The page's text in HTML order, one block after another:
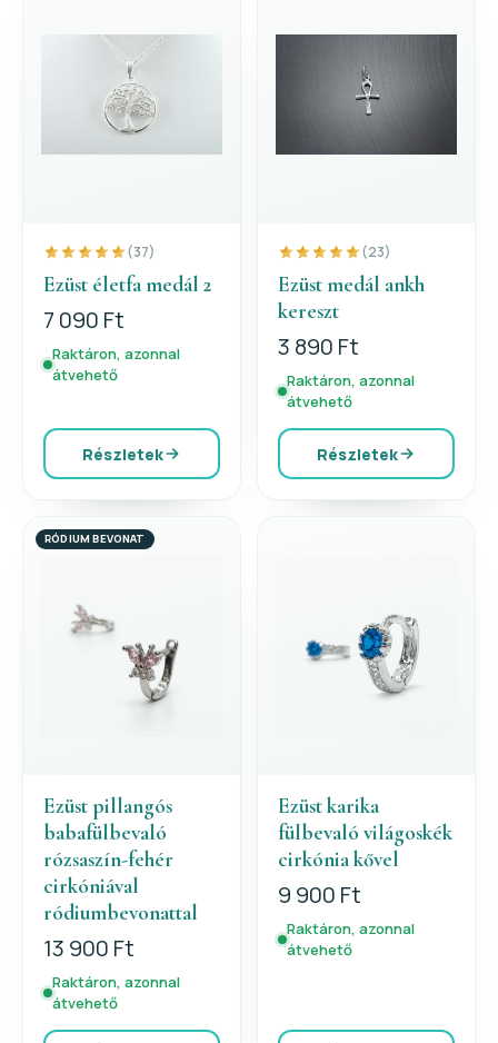
(37)
Ezüst életfa medál 2
7 090 Ft
Raktáron, azonnal
átvehető
Részletek
(23)
Ezüst medál ankh
kereszt
3 890 Ft
Raktáron, azonnal
átvehető
Részletek
RÓDIUM BEVONAT
Ezüst pillangós
babafülbevaló
rózsaszín-fehér
cirkóniával
ródiumbevonattal
13 900 Ft
Raktáron, azonnal
átvehető
Ezüst karika
fülbevaló világoskék
cirkónia kővel
9 900 Ft
Raktáron, azonnal
átvehető